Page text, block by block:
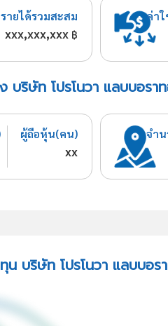
รายได้รวมสะสม
xxx,xxx,xxx ฿
ค่า
บริษัท โปรโนวา แลบบอรา
ผู้ถือหุ้น(คน)
xx
จำ
น บริษัท โปรโนวา แลบบอ